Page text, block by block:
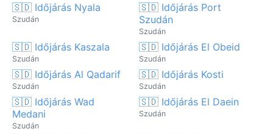
🇸🇩 Időjárás Nyala
Szudán
🇸🇩 Időjárás Port
Szudán
Szudán
🇸🇩 Időjárás Kaszala
Szudán
🇸🇩 Időjárás El Obeid
Szudán
🇸🇩 Időjárás Al Qadarif
Szudán
🇸🇩 Időjárás Kosti
Szudán
🇸🇩 Időjárás Wad
Medani
Szudán
🇸🇩 Időjárás El Daein
Szudán